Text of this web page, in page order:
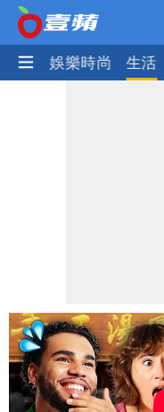
熱門 娛樂時尚 生活